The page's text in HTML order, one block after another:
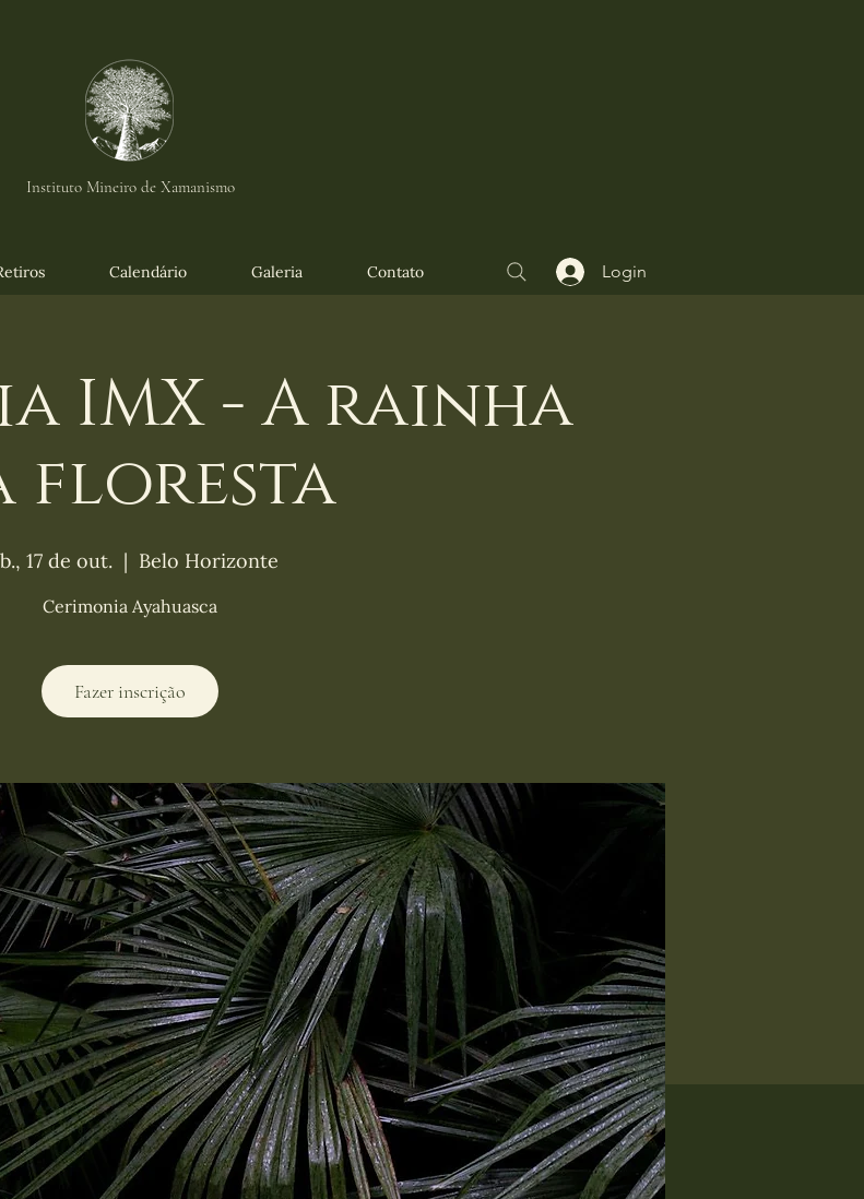
Instituto Mineiro de Xamanismo
Calendário Galeria Contato Login
IMX - A rainha
floresta
17 de out.
  |
Belo Horizonte
Cerimonia Ayahuasca
Fazer inscrição